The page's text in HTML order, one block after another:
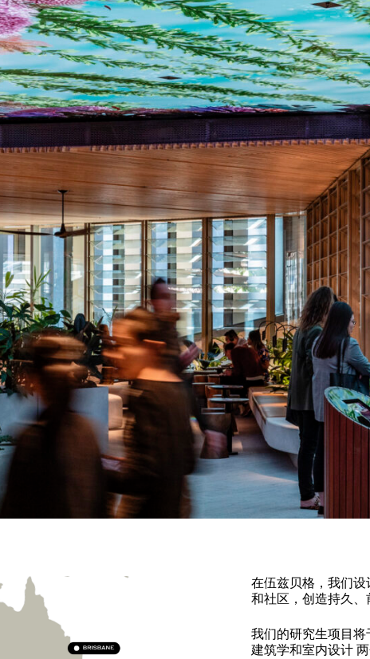
在伍兹贝格，我们
和社区，创造持久、
我们的研究生项目
建筑学和室内设计